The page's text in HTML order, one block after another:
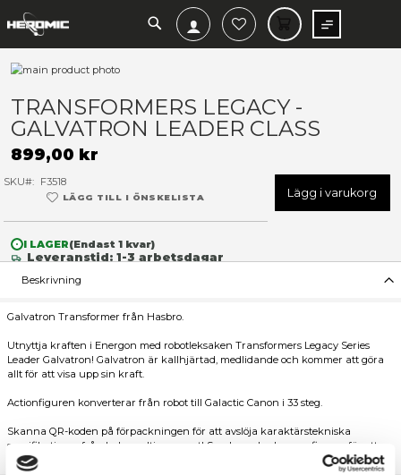
SEARCH
TRANSFORMERS LEGACY -
GALVATRON LEADER CLASS
899,00 kr
SKU F3518
LÄGG TILL I ÖNSKELISTA
Leveranstid: 1-3 arbetsdagar
Beskrivning
Galvatron Transformer från Hasbro.
Utnyttja kraften i Energon med robotleksaken Transformers
Leader Galvatron! Galvatron är kallhjärtad, medlidande och
allt för att visa upp sin kraft.
till
slutet
av
bildgalleriet
Transformers Legacy - Galvatron Leader Class
Hoppa
till
början
av
bildgalleriet